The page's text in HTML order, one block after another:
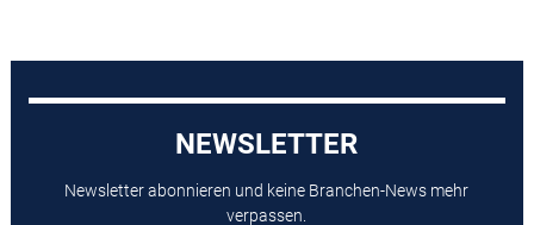
NEWSLETTER
Newsletter abonnieren und keine Branchen-News mehr
verpassen.